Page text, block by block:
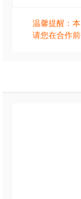
温馨提醒：
请您在合作